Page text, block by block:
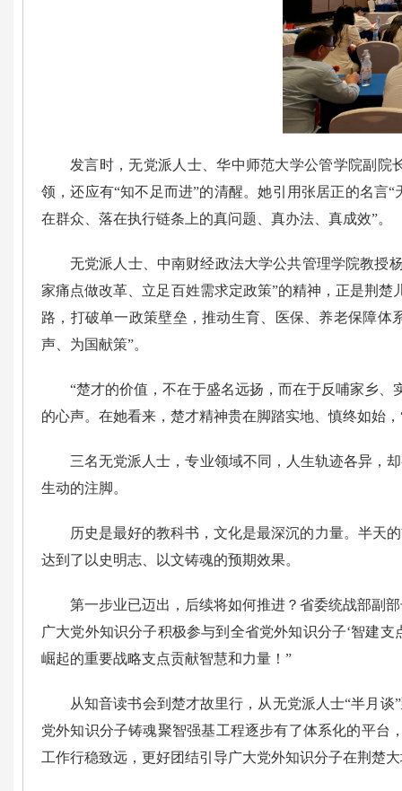
发言时，无党派人士、华中师范大学公管学院副院
领，还应有“知不足而进”的清醒。她引用张居正的名言
在群众、落在执行链条上的真问题、真办法、真成效”。
无党派人士、中南财经政法大学公共管理学院教授
家痛点做改革、立足百姓需求定政策”的精神，正是荆
路，打破单一政策壁垒，推动生育、医保、养老保障
声、为国献策”。
“楚才的价值，不在于盛名远扬，而在于反哺家乡
的心声。在她看来，楚才精神贵在脚踏实地、慎终如始
三名无党派人士，专业领域不同，人生轨迹各异，
生动的注脚。
历史是最好的教科书，文化是最深沉的力量。半天
达到了以史明志、以文铸魂的预期效果。
第一步业已迈出，后续将如何推进？省委统战部副
广大党外知识分子积极参与到全省党外知识分子‘智建
崛起的重要战略支点贡献智慧和力量！”
从知音读书会到楚才故里行，从无党派人士“半月
党外知识分子铸魂聚智强基工程逐步有了体系化的平台
工作行稳致远，更好团结引导广大党外知识分子在荆楚